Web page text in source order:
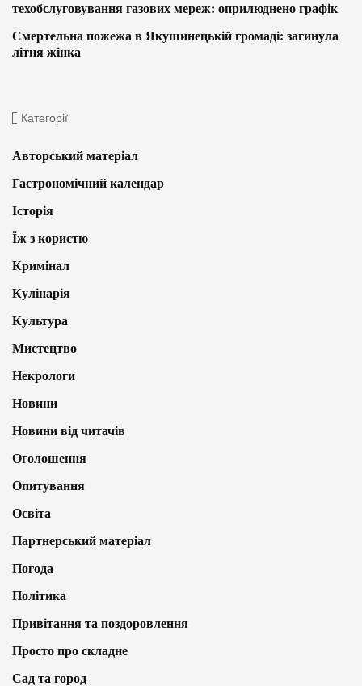
техобслуговування газових мереж: оприлюднено графік
Смертельна пожежа в Якушинецькій громаді: загинула
літня жінка
Категорії
Авторський матеріал
Гастрономічний календар
Історія
Їж з користю
Кримінал
Кулінарія
Культура
Мистецтво
Некрологи
Новини
Новини від читачів
Оголошення
Опитування
Освіта
Партнерський матеріал
Погода
Політика
Привітання та поздоровлення
Просто про складне
Сад та город